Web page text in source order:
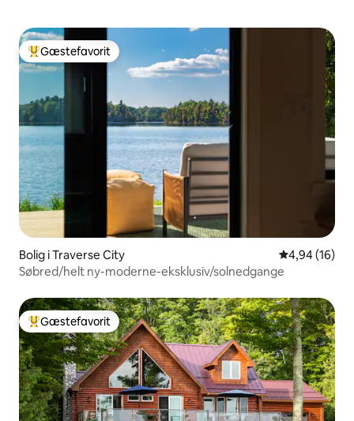
Bedste gæstefavorit
Gæstefavorit
Bolig i Traverse City 4,94 ud af 5 i
4,94 (16)
Søbred/helt ny-moderne-eksklusiv/solnedgange
Bedste gæstefavorit
Gæstefavorit